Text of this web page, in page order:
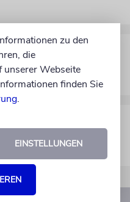
Fälschung
gefasst
zu den
die
unserer Webseite
finden Sie
.
EINSTELLUNGEN